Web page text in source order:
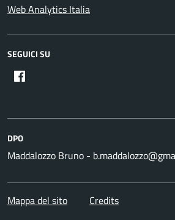
Web Analytics Italia
SEGUICI SU
DPO
Maddalozzo Bruno -
Mappa del sito Credits